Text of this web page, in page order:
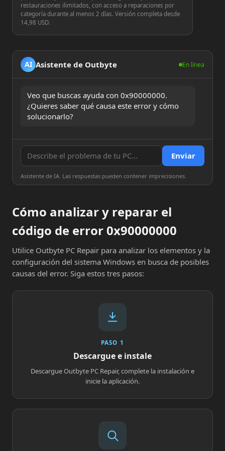
restauraciones ilimitados, con acceso a reparaciones por
categoría durante al menos 2 días. Versión completa desde
14,98 USD.
AI Asistente de Outbyte En línea
Veo que buscas ayuda con 0x90000000.
¿Quieres saber qué causa este error y cómo
solucionarlo?
Enviar
Asistente de IA. Las respuestas pueden contener imprecisiones.
Cómo analizar y reparar el
código de error 0x90000000
Utilice Outbyte PC Repair para analizar los elementos y la
configuración del sistema Windows en busca de posibles
causas del error. Siga estos tres pasos:
PASO 1
Descargue e instale
Descargue Outbyte PC Repair, complete la instalación e
inicie la aplicación.